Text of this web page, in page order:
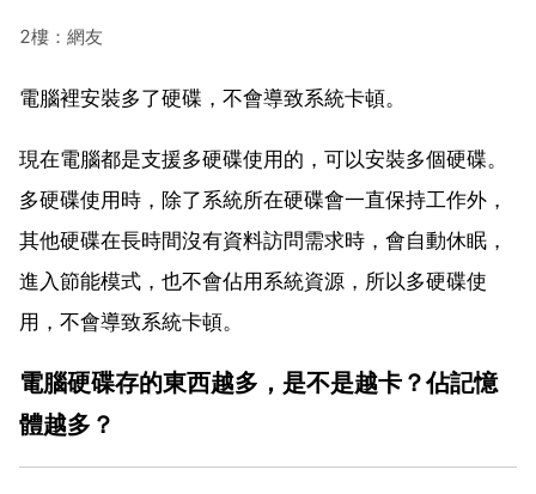
2樓：網友
電腦裡安裝多了硬碟，不會導致系統卡頓。
現在電腦都是支援多硬碟使用的，可以安裝多個硬碟。
多硬碟使用時，除了系統所在硬碟會一直保持工作外，
其他硬碟在長時間沒有資料訪問需求時，會自動休眠，
進入節能模式，也不會佔用系統資源，所以多硬碟使
用，不會導致系統卡頓。
電腦硬碟存的東西越多，是不是越卡？佔記憶
體越多？